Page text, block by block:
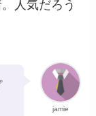
人気だろう
jamie